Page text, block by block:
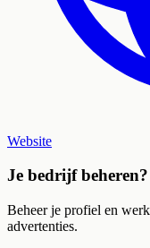
Website
Je bedrijf beheren?
Beheer je profiel en
advertenties.